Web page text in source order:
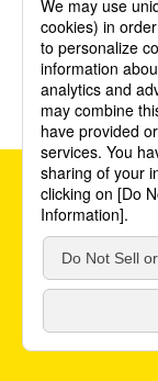
ソーシャルメディ
サイトご利用にあ
個人情報保護方針
©POKKA SAPPORO